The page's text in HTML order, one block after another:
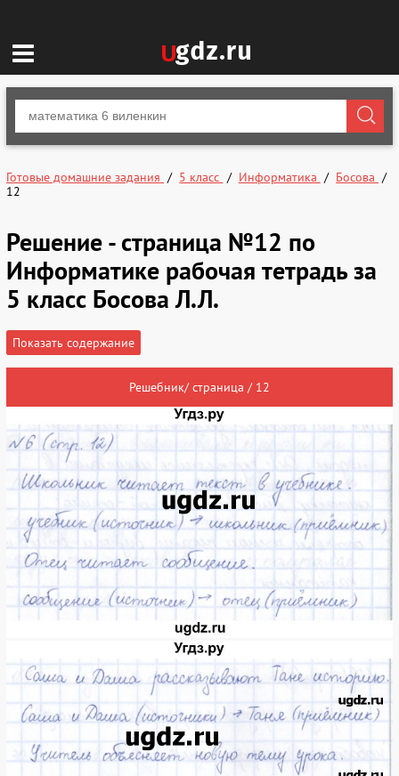
Готовые домашние задания 5 класс Информатика
Босова
12
Решение - страница №12 по
Информатике рабочая тетрадь за
5 класс Босова Л.Л.
Показать содержание
Решебник/ страница / 12